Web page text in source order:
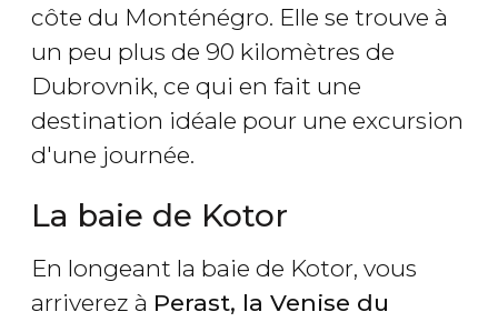
côte du Monténégro. Elle se trouve à
un peu plus de 90 kilomètres de
Dubrovnik, ce qui en fait une
destination idéale pour une excursion
d'une journée.
La baie de Kotor
En longeant la baie de Kotor, vous
arriverez à Perast, la Venise du